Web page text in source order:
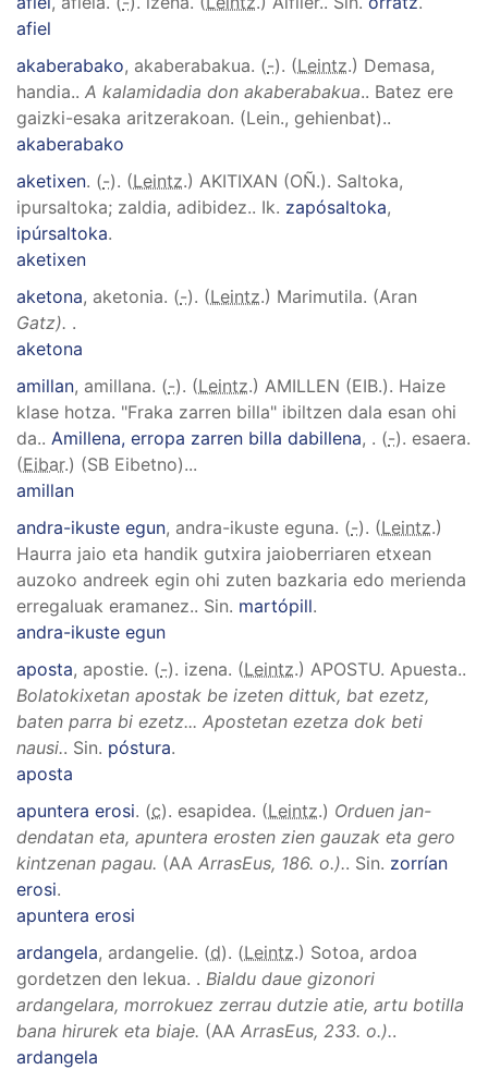
afiel
akaberabako, akaberabakua. (-). (Leintz.) Demasa,
handia.. A kalamidadia don akaberabakua.. Batez ere
gaizki-esaka aritzerakoan. (Lein., gehienbat)..
akaberabako
aketixen. (-). (Leintz.) AKITIXAN (OÑ.). Saltoka,
ipursaltoka; zaldia, adibidez.. Ik. zapósaltoka,
ipúrsaltoka.
aketixen
aketona, aketonia. (-). (Leintz.) Marimutila. (Aran
Gatz). .
aketona
amillan, amillana. (-). (Leintz.) AMILLEN (EIB.). Haize
klase hotza. "Fraka zarren billa" ibiltzen dala esan ohi
da.. Amillena, erropa zarren billa dabillena, . (-). esaera.
(Eibar.) (SB Eibetno)...
amillan
andra-ikuste egun, andra-ikuste eguna. (-). (Leintz.)
Haurra jaio eta handik gutxira jaioberriaren etxean
auzoko andreek egin ohi zuten bazkaria edo merienda
erregaluak eramanez.. Sin. martópill.
andra-ikuste egun
aposta, apostie. (-). izena. (Leintz.) APOSTU. Apuesta..
Bolatokixetan apostak be izeten dittuk, bat ezetz,
baten parra bi ezetz... Apostetan ezetza dok beti
nausi.. Sin. póstura.
aposta
apuntera erosi. (c). esapidea. (Leintz.) Orduen jan-
dendatan eta, apuntera erosten zien gauzak eta gero
kintzenan pagau. (AA ArrasEus, 186. o.).. Sin. zorrían
erosi.
apuntera erosi
ardangela, ardangelie. (d). (Leintz.) Sotoa, ardoa
gordetzen den lekua. . Bialdu daue gizonori
ardangelara, morrokuez zerrau dutzie atie, artu botilla
bana hirurek eta biaje. (AA ArrasEus, 233. o.)..
ardangela